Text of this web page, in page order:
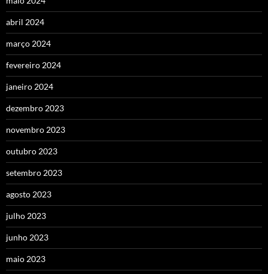
abril 2024
março 2024
fevereiro 2024
janeiro 2024
dezembro 2023
novembro 2023
outubro 2023
setembro 2023
agosto 2023
julho 2023
junho 2023
maio 2023